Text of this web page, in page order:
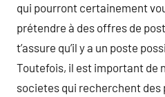
qui pourront certainement
prétendre à des offres de
t’assure qu’il y a un poste
Toutefois, il est important de
societes qui recherchent